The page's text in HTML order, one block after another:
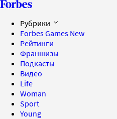
Рубрики
Forbes Games New
Рейтинги
Франшизы
Подкасты
Видео
Life
Woman
Sport
Young